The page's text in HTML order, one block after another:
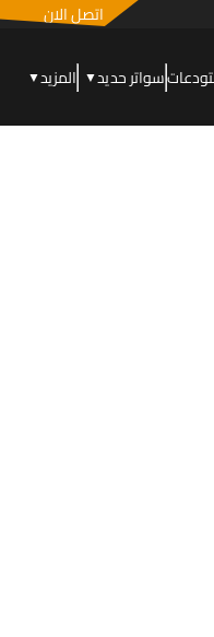
اتصل الان
سواتر حديد▼ المزيد▼